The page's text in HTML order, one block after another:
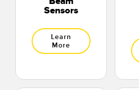
Sensors
Learn
More